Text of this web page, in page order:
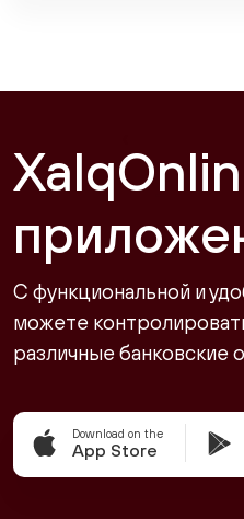
С функциональной и
можете
различные банковские
Download on the
App Store